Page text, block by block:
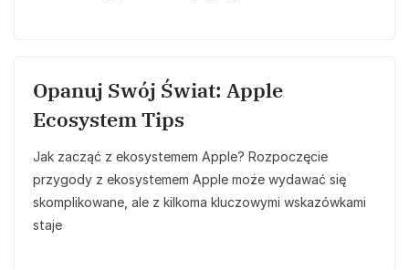
Opanuj Swój Świat: Apple
Ecosystem Tips
Jak zacząć z ekosystemem Apple? Rozpoczęcie
przygody z ekosystemem Apple może wydawać się
skomplikowane, ale z kilkoma kluczowymi wskazówkami
staje